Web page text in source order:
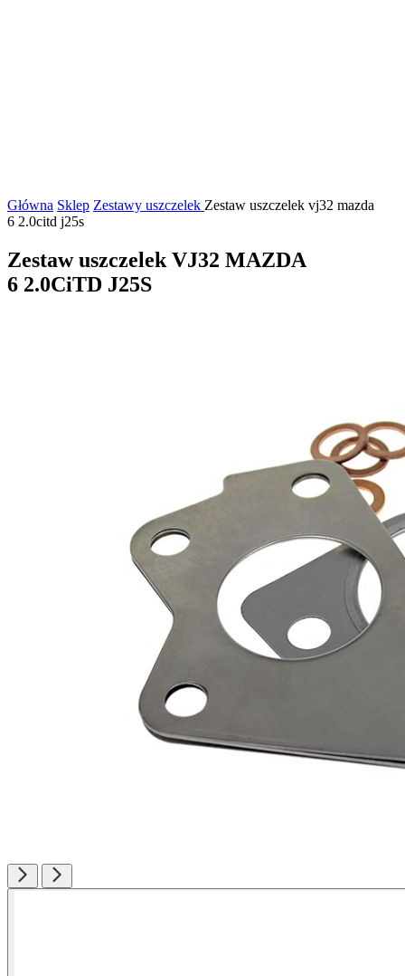
Główna Sklep Zestawy uszczelek Zestaw uszczelek vj32 mazda
6 2.0citd j25s
Zestaw uszczelek VJ32 MAZDA
6 2.0CiTD J25S